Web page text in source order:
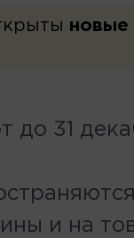
новые
до 31
и на